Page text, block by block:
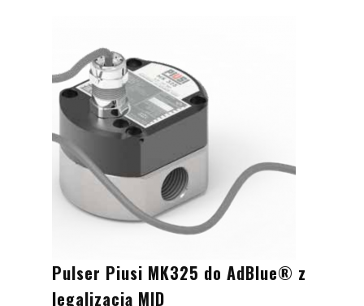
Pulser Piusi MK325 do AdBlue® z
legalizacją MID